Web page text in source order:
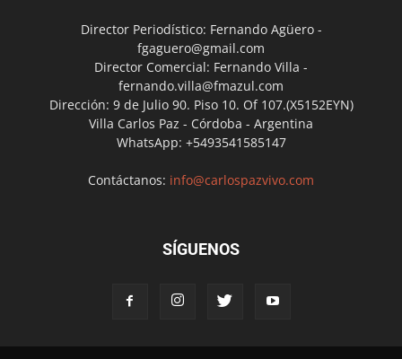
Director Periodístico: Fernando Agüero -
fgaguero@gmail.com
Director Comercial: Fernando Villa -
fernando.villa@fmazul.com
Dirección: 9 de Julio 90. Piso 10. Of 107.(X5152EYN)
Villa Carlos Paz - Córdoba - Argentina
WhatsApp: +5493541585147
Contáctanos: info@carlospazvivo.com
SÍGUENOS